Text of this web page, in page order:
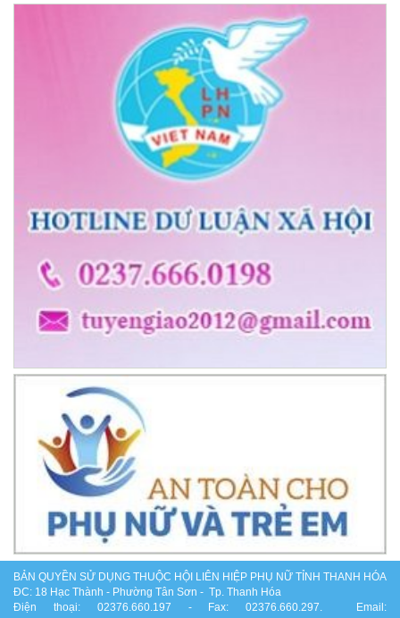
BẢN QUYỀN SỬ DỤNG THUỘC HỘI LIÊN HIỆP PHỤ NỮ TỈNH THANH HÓA
ĐC: 18 Hạc Thành - Phường Tân Sơn - Tp. Thanh Hóa
Điện thoại: 02376.660.197 - Fax: 02376.660.297. Email: